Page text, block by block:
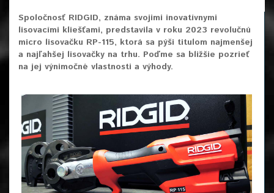
Spoločnosť RIDGID, známa svojimi inovatívnymi
lisovacími kliešťami, predstavila v roku 2023 revolučnú
micro lisovačku RP-115, ktorá sa pýši titulom najmenšej
a najľahšej lisovačky na trhu. Poďme sa bližšie pozrieť
na jej výnimočné vlastnosti a výhody.